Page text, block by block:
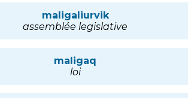
maligaliurvik
assemblée legislative
maligaq
loi